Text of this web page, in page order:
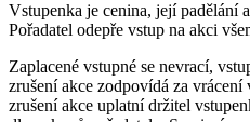
Vstupenka je cenina, její padělání
Pořadatel odepře vstup na akci
Zaplacené vstupné se nevrací,
zrušení akce zodpovídá za
zrušení akce uplatní držitel